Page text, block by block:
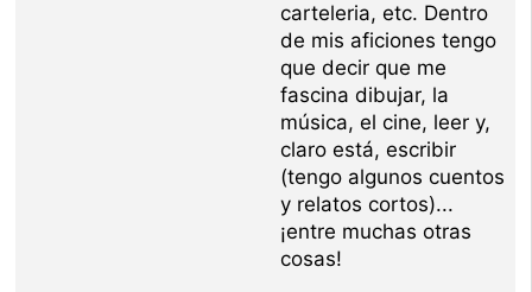
carteleria, etc. Dentro
de mis aficiones tengo
que decir que me
fascina dibujar, la
música, el cine, leer y,
claro está, escribir
(tengo algunos cuentos
y relatos cortos)...
¡entre muchas otras
cosas!